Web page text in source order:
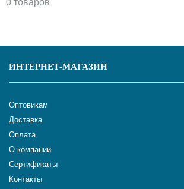
0 товаров
ИНТЕРНЕТ-МАГАЗИН
Оптовикам
Доставка
Оплата
О компании
Сертификаты
Контакты